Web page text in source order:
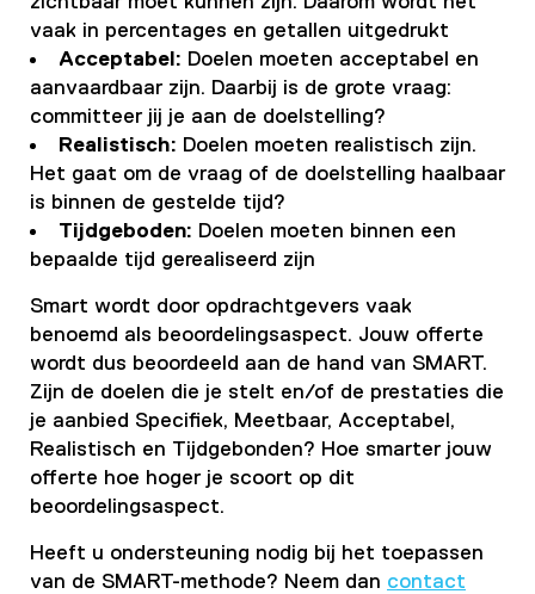
vaak in percentages en getallen uitgedrukt
Acceptabel: Doelen moeten acceptabel en
aanvaardbaar zijn. Daarbij is de grote vraag:
committeer jij je aan de doelstelling?
Realistisch: Doelen moeten realistisch zijn.
Het gaat om de vraag of de doelstelling haalbaar
is binnen de gestelde tijd?
Tijdgeboden: Doelen moeten binnen een
bepaalde tijd gerealiseerd zijn
Smart wordt door opdrachtgevers vaak
benoemd als beoordelingsaspect. Jouw offerte
wordt dus beoordeeld aan de hand van SMART.
Zijn de doelen die je stelt en/of de prestaties die
je aanbied Specifiek, Meetbaar, Acceptabel,
Realistisch en Tijdgebonden? Hoe smarter jouw
offerte hoe hoger je scoort op dit
beoordelingsaspect.
Heeft u ondersteuning nodig bij het toepassen
van de SMART-methode? Neem dan contact